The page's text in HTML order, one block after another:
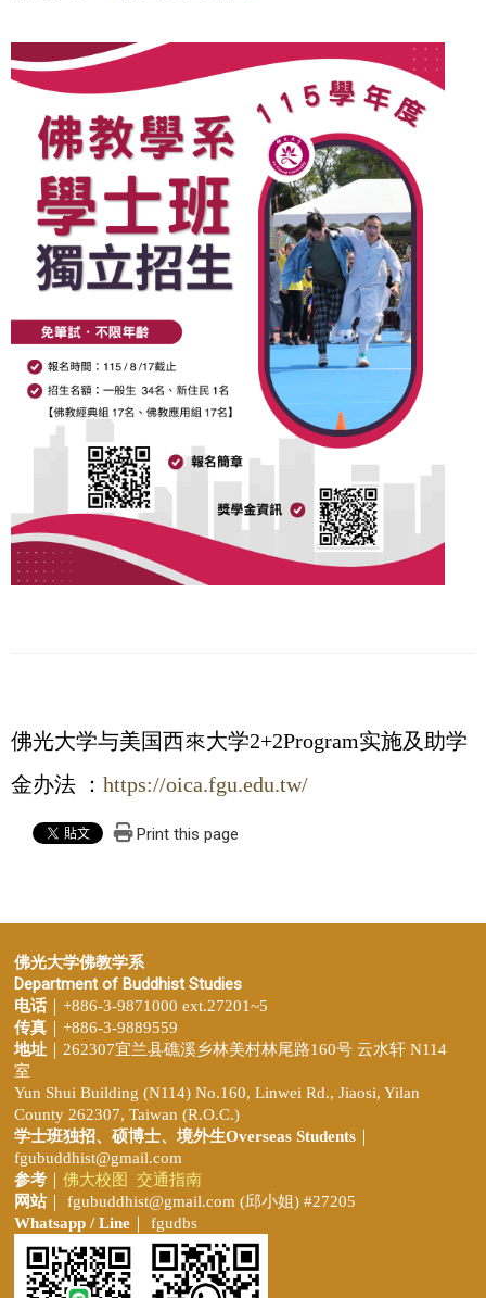
佛光大学与美国西來大学2+2Program实施及助学
金办法 ： https://oica.fgu.edu.tw/
Print this page
佛光大学佛教学系
Department of Buddhist Studies
电话 ｜+886-3-9871000 ext.27201~5
传真 ｜+886-3-9889559
地址 ｜262307宜兰县礁溪乡林美村林尾路160号 云水轩 N114
室
Yun Shui Building (N114) No.160, Linwei Rd., Jiaosi, Yilan
County 262307, Taiwan (R.O.C.)
学士班独招、 硕博士、境外生Overseas Students
fgubuddhist@gmail.com
参考
佛大校图
交通指南
网站｜ fgubuddhist@gmail.com (邱小姐) #27205
Whatsapp / Line ｜ fgudbs